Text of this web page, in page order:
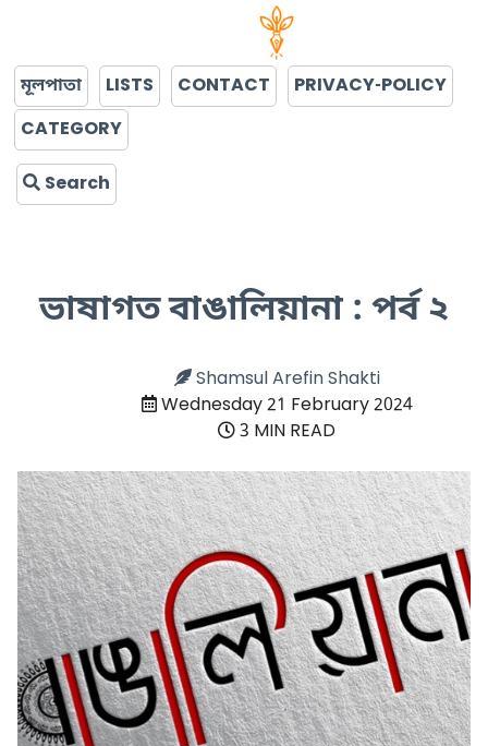
মূলপাতা LISTS CONTACT
PRIVACY-POLICY
CATEGORY
Search
ভাষাগত বাঙালিয়ানা : পর্ব ২
Shamsul Arefin Shakti
Wednesday 21 February 2024
3 MIN READ